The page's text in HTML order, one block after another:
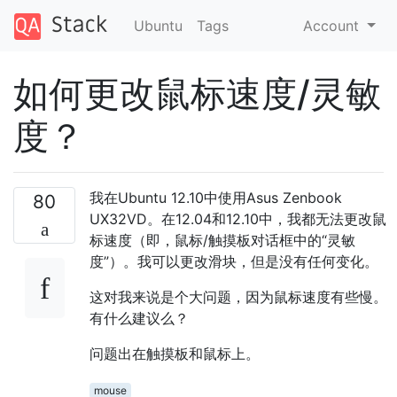
Ubuntu Tags Account
如何更改鼠标速度/灵敏
度？
80
我在Ubuntu 12.10中使用Asus Zenbook
UX32VD。在12.04和12.10中，我都无法更改鼠
标速度（即，鼠标/触摸板对话框中的“灵敏
度”）。我可以更改滑块，但是没有任何变化。
这对我来说是个大问题，因为鼠标速度有些慢。
有什么建议么？
问题出在触摸板和鼠标上。
mouse